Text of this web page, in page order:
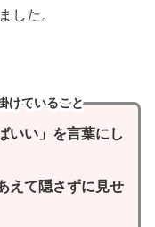
した。
けていること
いい」を言葉にし
えて隠さずに見せ